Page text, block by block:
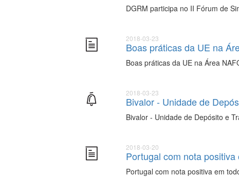
DGRM participa no II Fórum de
2018-03-23
Boas práticas da UE na
Boas práticas da UE na Área
2018-03-23
Bivalor - Unidade de
Bivalor - Unidade de Depósito e
2018-03-20
Portugal com nota
Portugal com nota positiva em